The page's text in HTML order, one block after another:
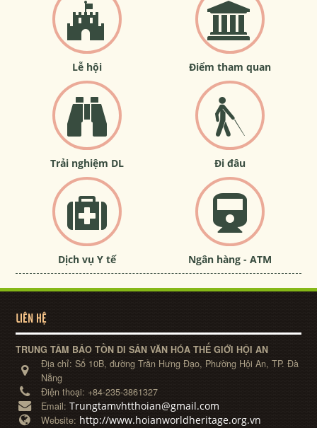
Lễ hội Điểm tham quan
Trải nghiệm DL Đi đâu
Dịch vụ Y tế Ngân hàng - ATM
LIÊN HỆ
TRUNG TÂM BẢO TỒN DI SẢN VĂN HÓA THẾ GIỚI HỘI AN
Địa chỉ:Số 10B, đường Trần Hưng Đạo, Phường Hội An, TP. Đà
Nẵng
Điện thoại: +84-235-3861327
Email:Trungtamvhtthoian@gmail.com
Website: http://www.hoianworldheritage.org.vn